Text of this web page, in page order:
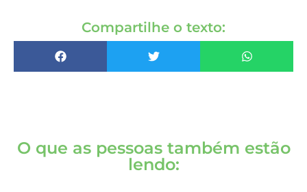
Compartilhe o texto:
O que as pessoas também estão
lendo: